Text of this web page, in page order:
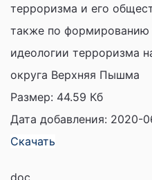
терроризма и его
также по формированию
идеологии терроризма
округа Верхняя Пышма
Размер: 44.59 Кб
Дата добавления: 2020-
Скачать
doc